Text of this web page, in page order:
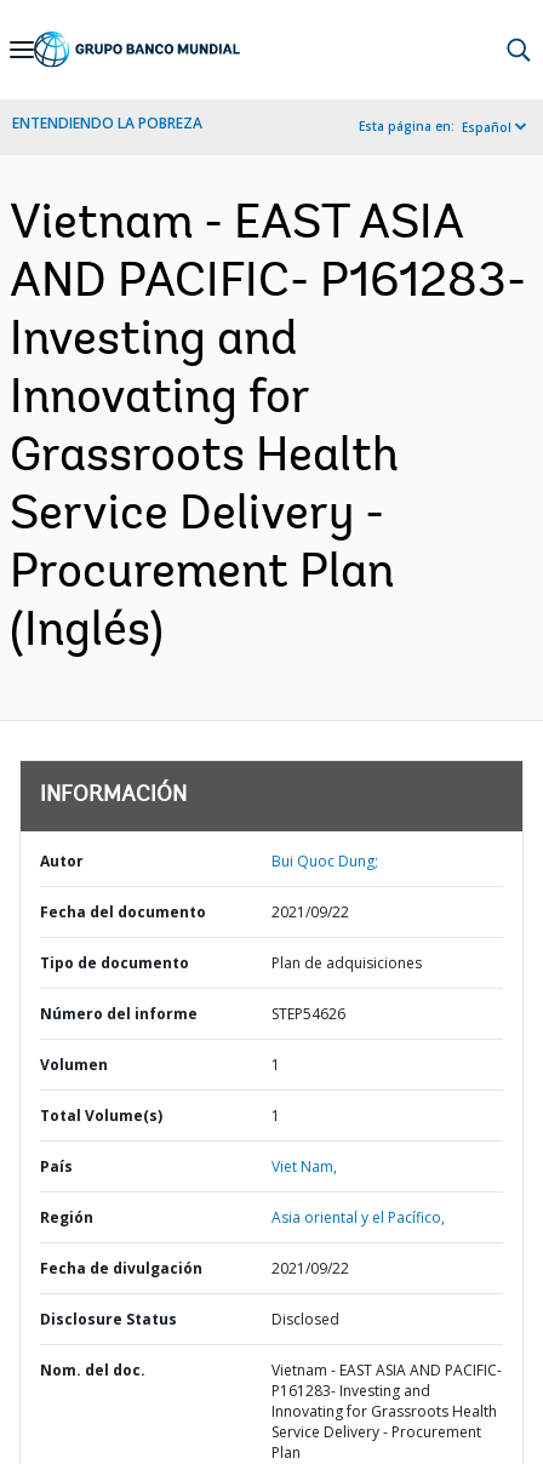
Skip
Navigation
ENTENDIENDO LA POBREZA Esta página en: Español
Vietnam - EAST ASIA
AND PACIFIC- P161283-
Investing and
Innovating for
Grassroots Health
Service Delivery -
Procurement Plan
(Inglés)
INFORMACIÓN
Autor Bui Quoc Dung;
Fecha del documento 2021/09/22
Tipo de documento Plan de adquisiciones
Número del informe STEP54626
Volumen 1
Total Volume(s) 1
País Viet Nam,
Región Asia oriental y el Pacífico,
Fecha de divulgación 2021/09/22
Disclosure Status Disclosed
Nom. del doc.
Vietnam - EAST ASIA AND PACIFIC-
P161283- Investing and
Innovating for Grassroots Health
Service Delivery - Procurement
Plan